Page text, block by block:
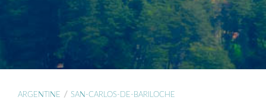
ARGENTINE / SAN-CARLOS-DE-BARILOCHE